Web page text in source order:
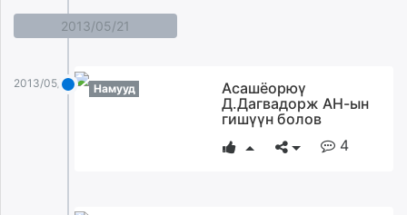
2013/05/21
2013/05/21 Намууд
Асашёорюү
Д.Дагвадорж АН-ын
гишүүн болов
4